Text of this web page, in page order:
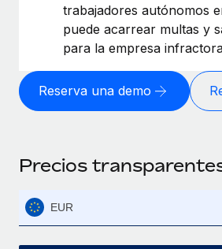
trabajadores autónomos
puede acarrear multas y
para la empresa
Reserva una demo
Precios
EUR